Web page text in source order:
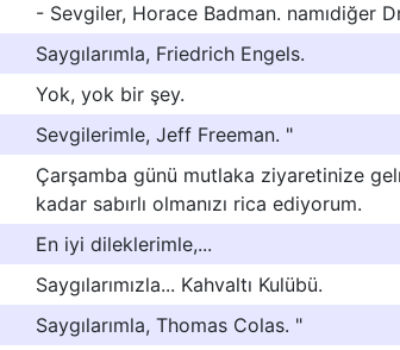
- Sevgiler, Horace Badman. namıdiğer
Saygılarımla, Friedrich Engels.
Yok, yok bir şey.
Sevgilerimle, Jeff Freeman. "
Çarşamba günü mutlaka ziyaretinize
kadar sabırlı olmanızı rica ediyorum.
En iyi dileklerimle,...
Saygılarımızla... Kahvaltı Kulübü.
Saygılarımla, Thomas Colas. "